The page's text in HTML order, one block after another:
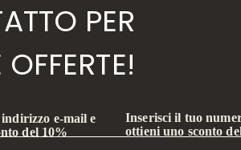
PER
e-mail e
del 10%
Inserisci il tuo
ottieni uno sconto